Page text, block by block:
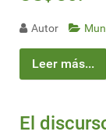
Autor
Leer más...
El